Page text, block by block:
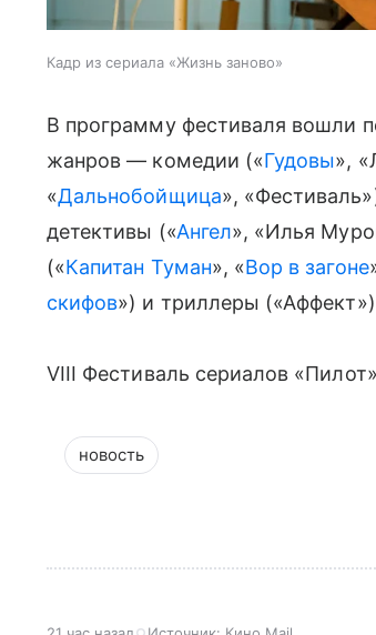
Кадр из сериала «Жизнь заново»
В программу фестиваля вошли
жанров — комедии («Гудовы»,
«Дальнобойщица»,
детективы («Ангел», «Илья
(«Капитан Туман», «Вор в загоне
скифов») и триллеры
VIII Фестиваль сериалов
новость